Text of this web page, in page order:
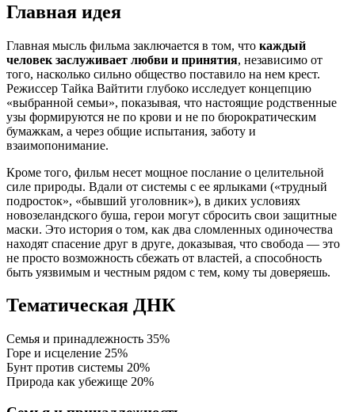
Главная идея
Главная мысль фильма заключается в том, что каждый
человек заслуживает любви и принятия, независимо от
того, насколько сильно общество поставило на нем крест.
Режиссер Тайка Вайтити глубоко исследует концепцию
«выбранной семьи», показывая, что настоящие родственные
узы формируются не по крови и не по бюрократическим
бумажкам, а через общие испытания, заботу и
взаимопонимание.
Кроме того, фильм несет мощное послание о целительной
силе природы. Вдали от системы с ее ярлыками («трудный
подросток», «бывший уголовник»), в диких условиях
новозеландского буша, герои могут сбросить свои защитные
маски. Это история о том, как два сломленных одиночества
находят спасение друг в друге, доказывая, что свобода — это
не просто возможность сбежать от властей, а способность
быть уязвимым и честным рядом с тем, кому ты доверяешь.
Тематическая ДНК
Семья и принадлежность 35%
Горе и исцеление 25%
Бунт против системы 20%
Природа как убежище 20%